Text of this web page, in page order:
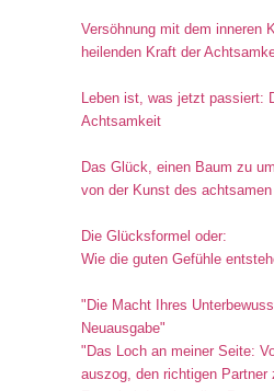
Versöhnung mit dem inneren
heilenden Kraft der
Leben ist, was jetzt passiert:
Achtsamkeit
Das Glück, einen Baum zu
von der Kunst des achtsamen
Die Glücksformel oder:
Wie die guten Gefühle
"Die Macht Ihres
Neuausgabe"
"Das Loch an meiner Seite:
auszog, den richtigen Partner